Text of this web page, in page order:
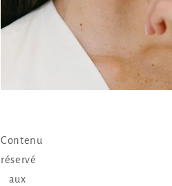
Contenu
réservé
aux